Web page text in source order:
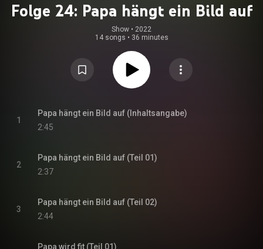
Folge 24: Papa hängt ein Bild auf
Show • 2022
14 songs • 36 minutes
1
Papa hängt ein Bild auf (Inhaltsangabe)
2:45
2
Papa hängt ein Bild auf (Teil 01)
2:37
3
Papa hängt ein Bild auf (Teil 02)
2:44
Papa wird fit (Teil 01)